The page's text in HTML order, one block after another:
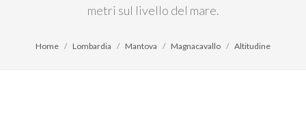
metri sul livello del mare.
Home Lombardia Mantova Magnacavallo Altitudine